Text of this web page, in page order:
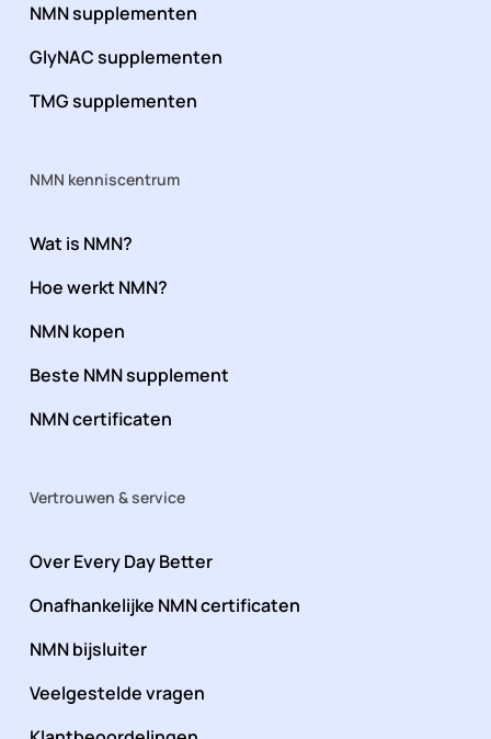
NMN supplementen
GlyNAC supplementen
TMG supplementen
NMN kenniscentrum
Wat is NMN?
Hoe werkt NMN?
NMN kopen
Beste NMN supplement
NMN certificaten
Vertrouwen & service
Over Every Day Better
Onafhankelijke NMN certificaten
NMN bijsluiter
Veelgestelde vragen